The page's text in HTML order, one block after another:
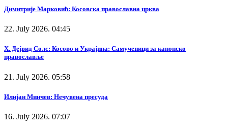
Димитрије Марковић: Косовска православна црква
22. July 2026. 04:45
Х. Дејвид Солс: Косово и Украјина: Самученици за канонско
православље
21. July 2026. 05:58
Илијан Минчев: Нечувена пресуда
16. July 2026. 07:07